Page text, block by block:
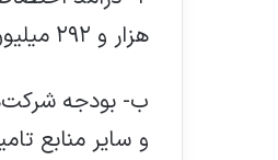
هزار و ۲۹۲ میلیون ریال
ب- بودجه